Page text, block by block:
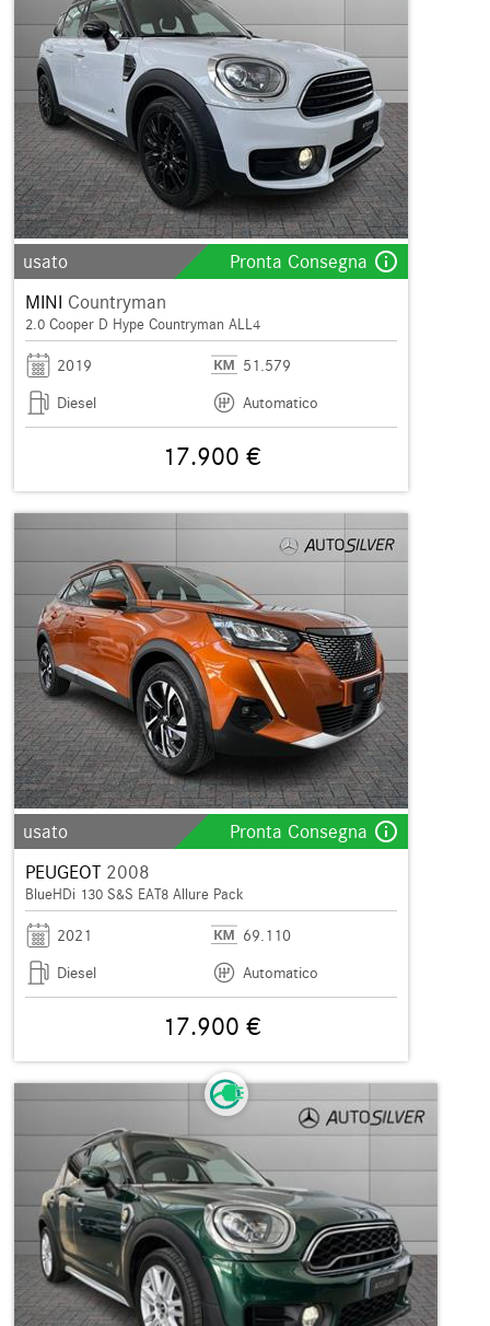
usato Pronta Consegna info_outline
MINI Countryman
2.0 Cooper D Hype Countryman ALL4
2019
51.579
Diesel
Automatico
17.900 €
usato Pronta Consegna info_outline
PEUGEOT 2008
BlueHDi 130 S&S EAT8 Allure Pack
2021
69.110
Diesel
Automatico
17.900 €